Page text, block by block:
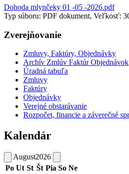
Dohoda mlynčeky 01 -05 -2026.pdf
Typ súboru: PDF dokument, Veľkosť:
Zverejňovanie
Zmluvy, Faktúry, Objednávky
Archív Zmlúv Faktúr Objednávok
Úradná tabuľa
Zmluvy
Faktúry
Objednávky
Verejné obstarávanie
Rozpočet, financie a záverečné
Kalendár
August2026
Po Ut St Št Pia So Ne